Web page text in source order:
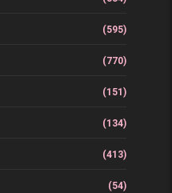
(595)
(770)
(151)
(134)
(413)
(54)